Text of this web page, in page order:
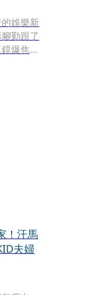
娛樂新
勤跟了
爆焦
！汗馬
夫婦